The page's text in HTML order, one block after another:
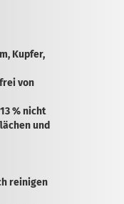
Kupfer,
von
% nicht
und
reinigen